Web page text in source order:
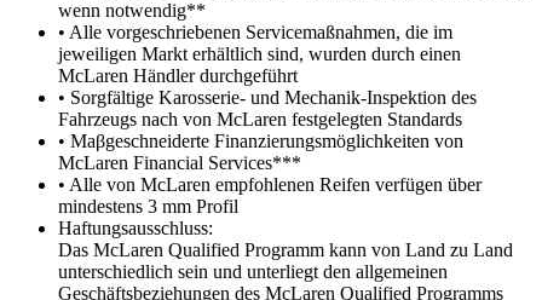
wenn notwendig**
• Alle vorgeschriebenen Servicemaßnahmen, die im
jeweiligen Markt erhältlich sind, wurden durch einen
McLaren Händler durchgeführt
• Sorgfältige Karosserie- und Mechanik-Inspektion des
Fahrzeugs nach von McLaren festgelegten Standards
• Maβgeschneiderte Finanzierungsmöglichkeiten von
McLaren Financial Services***
• Alle von McLaren empfohlenen Reifen verfügen über
mindestens 3 mm Profil
Haftungsausschluss:
Das McLaren Qualified Programm kann von Land zu Land
unterschiedlich sein und unterliegt den allgemeinen
Geschäftsbeziehungen des McLaren Qualified Programms